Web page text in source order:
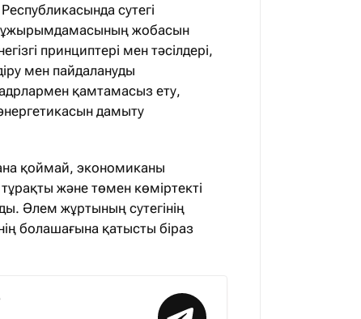
сутегі
тұжырымдамасының жобасын
принциптері мен тәсілдері,
мен пайдалануды
қамтамасыз ету,
дамыту
қоймай, экономиканы
және төмен көміртекті
Әлем жұртының сутегінің
болашағына қатысты біраз